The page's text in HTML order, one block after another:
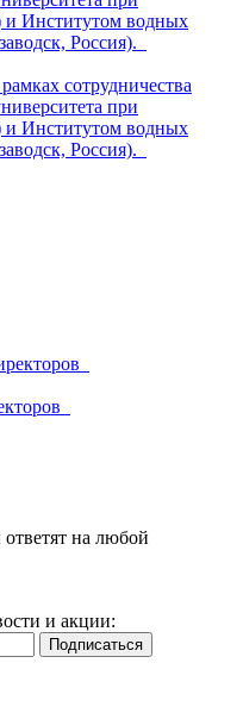
сотрудничества
при
и Институтом водных
Россия).
на любой
и акции: